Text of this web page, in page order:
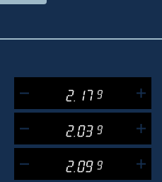
2.17 9
2.03 9
2.09 9